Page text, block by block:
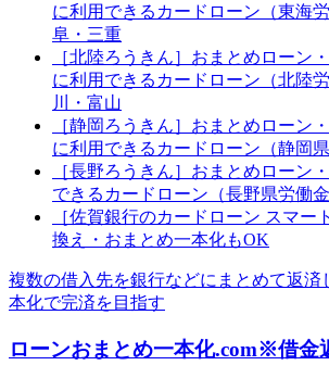
に利用できるカードローン（東海
阜・三重
［北陸ろうきん］おまとめローン
に利用できるカードローン（北陸
川・富山
［静岡ろうきん］おまとめローン
に利用できるカードローン（静岡県
［長野ろうきん］おまとめローン
できるカードローン（長野県労働金
［佐賀銀行のカードローン スマー
換え・おまとめ一本化もOK
複数の借入先を銀行などにまとめて返済
本化で完済を目指す
ローンおまとめ一本化.com※借金